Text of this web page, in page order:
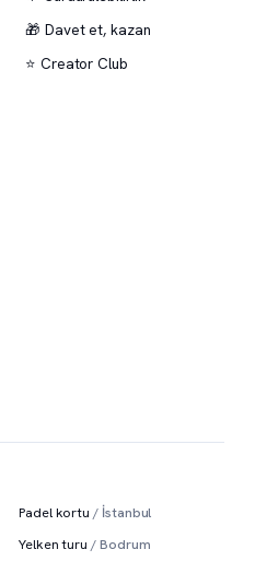
🎁 Davet et, kazan
⭐ Creator Club
Padel kortu/ İstanbul
Yelken turu/ Bodrum